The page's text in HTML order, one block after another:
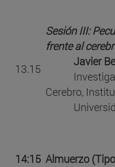
13.15
Sesión III:
frente al
Javier
Cerebro,
14:15 Almuerzo